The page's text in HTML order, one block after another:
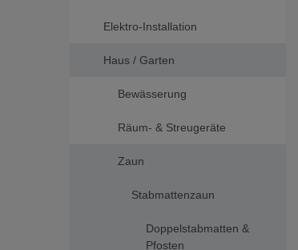
Elektro-Installation
Haus / Garten
Bewässerung
Räum- & Streugeräte
Zaun
Stabmattenzaun
Doppelstabmatten &
Pfosten